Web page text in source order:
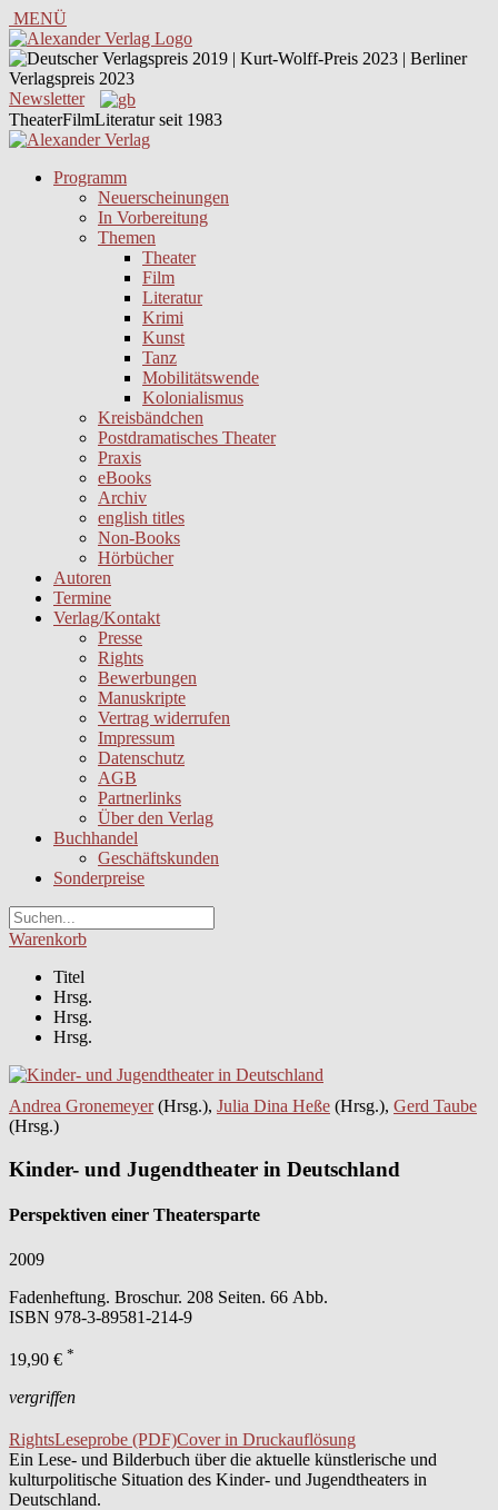
MENÜ
Newsletter
TheaterFilmLiteratur seit 1983
Programm
Neuerscheinungen
In Vorbereitung
Themen
Theater
Film
Literatur
Krimi
Kunst
Tanz
Mobilitätswende
Kolonialismus
Kreisbändchen
Postdramatisches Theater
Praxis
eBooks
Archiv
english titles
Non-Books
Hörbücher
Autoren
Termine
Verlag/Kontakt
Presse
Rights
Bewerbungen
Manuskripte
Vertrag widerrufen
Impressum
Datenschutz
AGB
Partnerlinks
Über den Verlag
Buchhandel
Geschäftskunden
Sonderpreise
Warenkorb
Titel
Hrsg.
Hrsg.
Hrsg.
Andrea Gronemeyer(Hrsg.), Julia Dina Heße (Hrsg.), Gerd Taube
(Hrsg.)
Kinder- und Jugendtheater in Deutschland
Perspektiven einer Theatersparte
2009
Fadenheftung. Broschur. 208 Seiten. 66 Abb.
ISBN 978-3-89581-214-9
19,90 € *
vergriffen
RightsLeseprobe (PDF)Cover in Druckauflösung
Ein Lese- und Bilderbuch über die aktuelle künstlerische und
kulturpolitische Situation des Kinder- und Jugendtheaters in
Deutschland.